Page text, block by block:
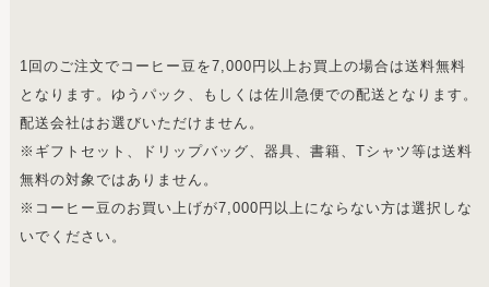
1回のご注文でコーヒー豆を7,000円以上お買上の場合は送料無料
となります。ゆうパック、もしくは佐川急便での配送となります。
配送会社はお選びいただけません。
※ギフトセット、ドリップバッグ、器具、書籍、Tシャツ等は送料
無料の対象ではありません。
※コーヒー豆のお買い上げが7,000円以上にならない方は選択しな
いでください。